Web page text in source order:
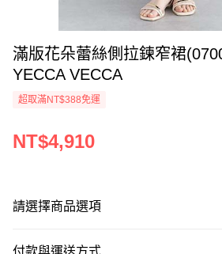
滿版花朵蕾絲側拉鍊窄裙
YECCA VECCA
超取滿NT$388免運
NT$4,910
請選擇商品選項
付款與運送方式